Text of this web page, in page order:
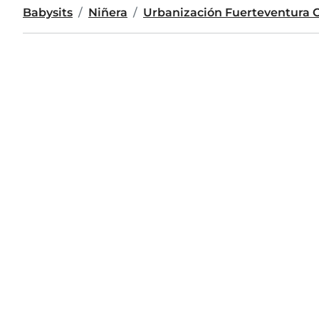
Babysits Niñera Urbanización Fuerteventura